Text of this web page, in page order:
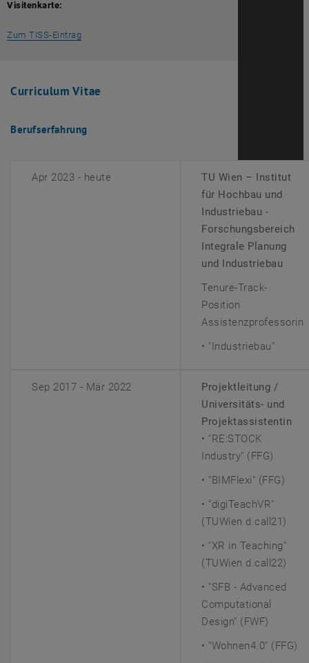
Visitenkarte:
Zum TISS-Eintrag, öffnet eine externe URL in einem neuen Fenster
Curriculum Vitae
Berufserfahrung
Apr 2023 - heute
TU Wien – Institut
für Hochbau und
Industriebau -
Forschungsbereich
Integrale Planung
und Industriebau
Tenure-Track-
Position
Assistenzprofessorin
• "Industriebau"
Sep 2017 - Mär 2022
Projektleitung /
Universitäts- und
Projektassistentin
• "RE:STOCK
Industry" (FFG)
• "BIMFlexi" (FFG)
• "digiTeachVR"
(TUWien d.call21)
• "XR in Teaching"
(TUWien d.call22)
• "SFB - Advanced
Computational
Design" (FWF)
• "Wohnen4.0" (FFG)